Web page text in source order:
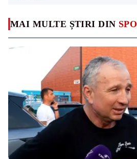
MAI MULTE ȘTIRI DIN